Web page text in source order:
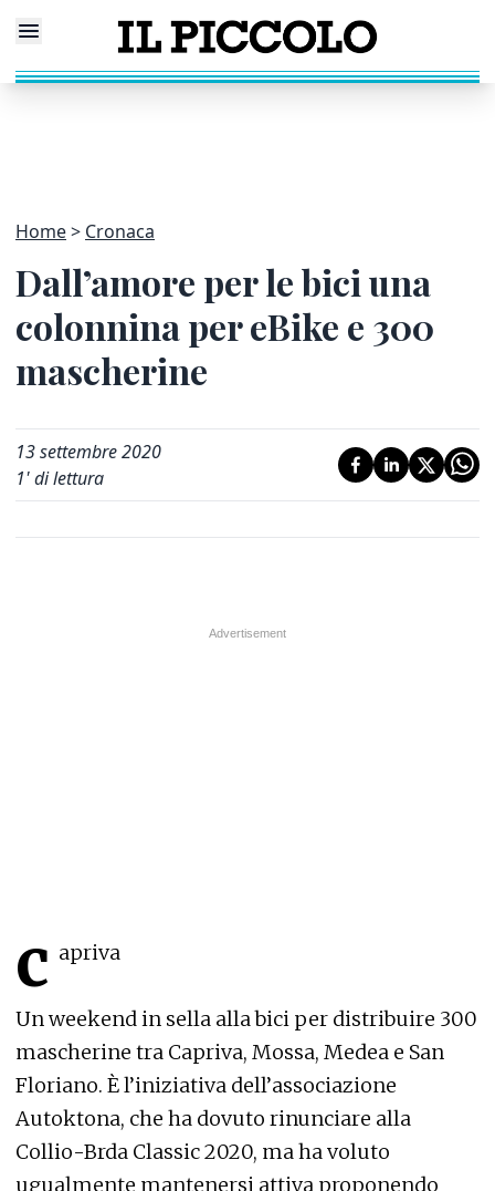
Home Cronaca
Dall’amore per le bici una
colonnina per eBike e 300
mascherine
13 settembre 2020
1' di lettura
c apriva
Un weekend in sella alla bici per distribuire 300
mascherine tra Capriva, Mossa, Medea e San
Floriano. È l’iniziativa dell’associazione
Autoktona, che ha dovuto rinunciare alla
Collio-Brda Classic 2020, ma ha voluto
ugualmente mantenersi attiva proponendo